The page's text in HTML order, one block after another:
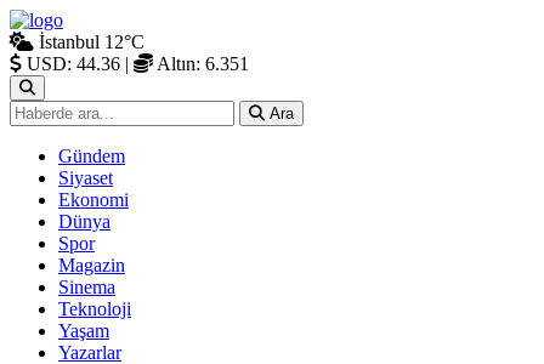
İstanbul 12°C
USD: 44.36 | Altın: 6.351
Ara
Gündem
Siyaset
Ekonomi
Dünya
Spor
Magazin
Sinema
Teknoloji
Yaşam
Yazarlar